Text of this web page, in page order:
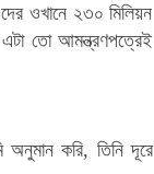
ওখানে ২৩০ মিলিয়ন
তো আমন্ত্রণপত্রেই
করি, তিনি দূরে